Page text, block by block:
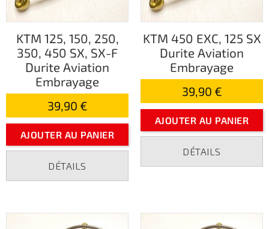
KTM 125, 150, 250,
350, 450 SX, SX-F
Durite Aviation
Embrayage
39,90 €
AJOUTER AU PANIER
DÉTAILS
KTM 450 EXC, 125 SX
Durite Aviation
Embrayage
39,90 €
AJOUTER AU PANIER
DÉTAILS